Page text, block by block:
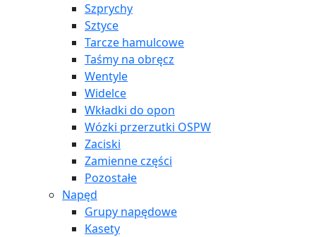
Szprychy
Sztyce
Tarcze hamulcowe
Taśmy na obręcz
Wentyle
Widelce
Wkładki do opon
Wózki przerzutki OSPW
Zaciski
Zamienne części
Pozostałe
Napęd
Grupy napędowe
Kasety